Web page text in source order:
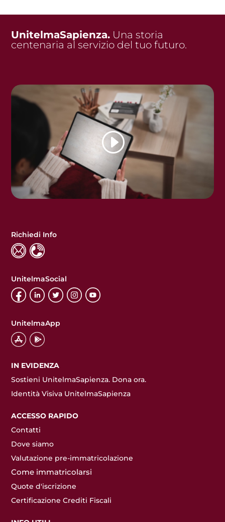
UnitelmaSapienza. Una storia
centenaria al servizio del tuo futuro.
Richiedi Info
UnitelmaSocial
UnitelmaApp
IN EVIDENZA
Sostieni UnitelmaSapienza. Dona ora.
Identità Visiva UnitelmaSapienza
ACCESSO RAPIDO
Contatti
Dove siamo
Valutazione pre-immatricolazione
Come immatricolarsi
Quote d'iscrizione
Certificazione Crediti Fiscali